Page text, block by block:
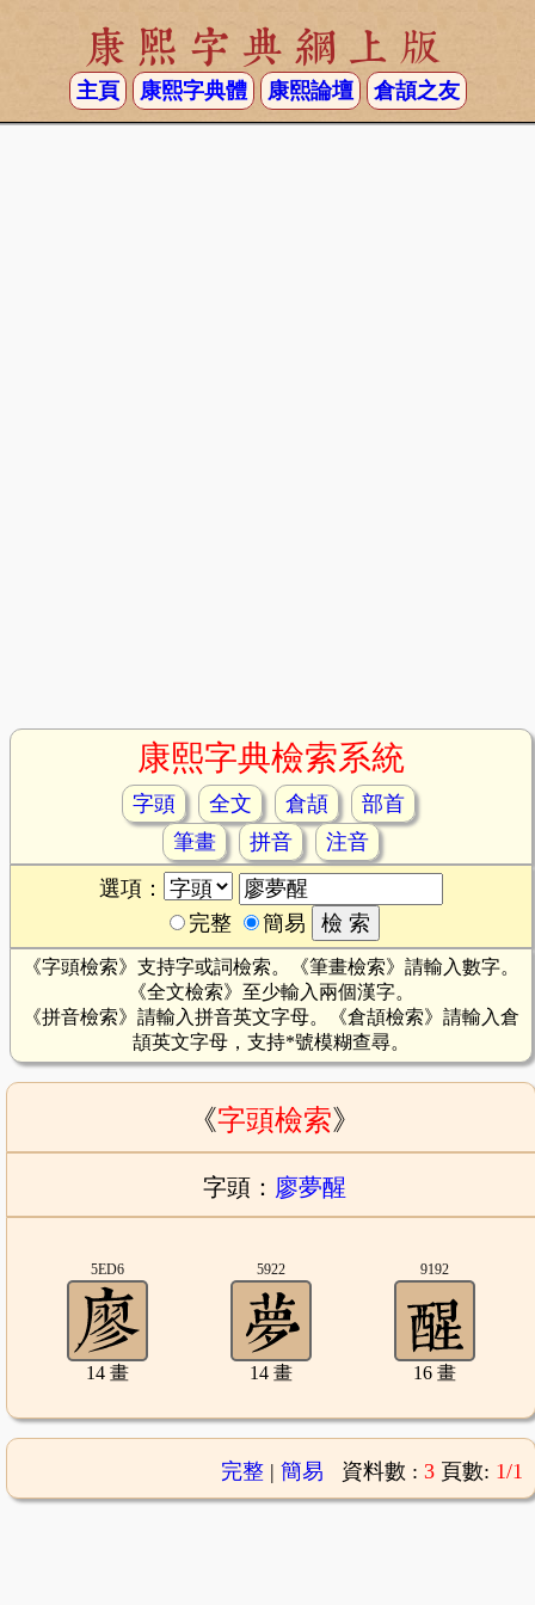
康熙字典網上版
主頁 康熙字典體 康熙論壇 倉頡之友
康熙字典檢索系統
字頭 全文 倉頡
部首
筆畫
拼音
注音
選項：
完整
簡易
《字頭檢索》支持字或詞檢索。《筆畫檢索》請輸入數字。
《全文檢索》至少輸入兩個漢字。
《拼音檢索》請輸入拼音英文字母。《倉頡檢索》請輸入倉
頡英文字母，支持*號模糊查尋。
《字頭檢索》
字頭： 廖夢醒
5ED6
14 畫
5922
14 畫
9192
16 畫
完整| 簡易 資料數 : 3 頁數: 1/1